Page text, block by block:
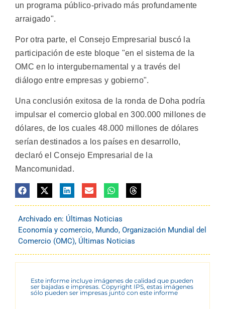
un programa público-privado más profundamente
arraigado".
Por otra parte, el Consejo Empresarial buscó la
participación de este bloque "en el sistema de la
OMC en lo intergubernamental y a través del
diálogo entre empresas y gobierno".
Una conclusión exitosa de la ronda de Doha podría
impulsar el comercio global en 300.000 millones de
dólares, de los cuales 48.000 millones de dólares
serían destinados a los países en desarrollo,
declaró el Consejo Empresarial de la
Mancomunidad.
Archivado en: Últimas Noticias
Economía y comercio, Mundo, Organización Mundial del
Comercio (OMC), Últimas Noticias
Este informe incluye imágenes de calidad que pueden
ser bajadas e impresas. Copyright IPS, estas imágenes
sólo pueden ser impresas junto con este informe